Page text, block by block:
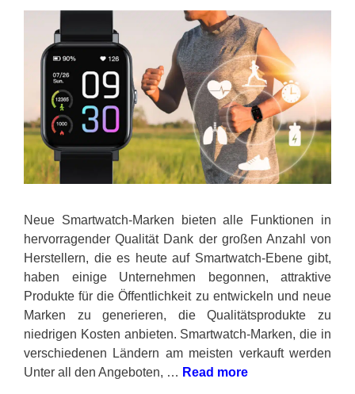
Neue Smartwatch-Marken bieten alle Funktionen in
hervorragender Qualität Dank der großen Anzahl von
Herstellern, die es heute auf Smartwatch-Ebene gibt,
haben einige Unternehmen begonnen, attraktive
Produkte für die Öffentlichkeit zu entwickeln und neue
Marken zu generieren, die Qualitätsprodukte zu
niedrigen Kosten anbieten. Smartwatch-Marken, die in
verschiedenen Ländern am meisten verkauft werden
Unter all den Angeboten, … Read more